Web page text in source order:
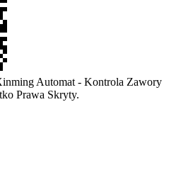
Automat - Kontrola Zawory
Prawa Skryty.